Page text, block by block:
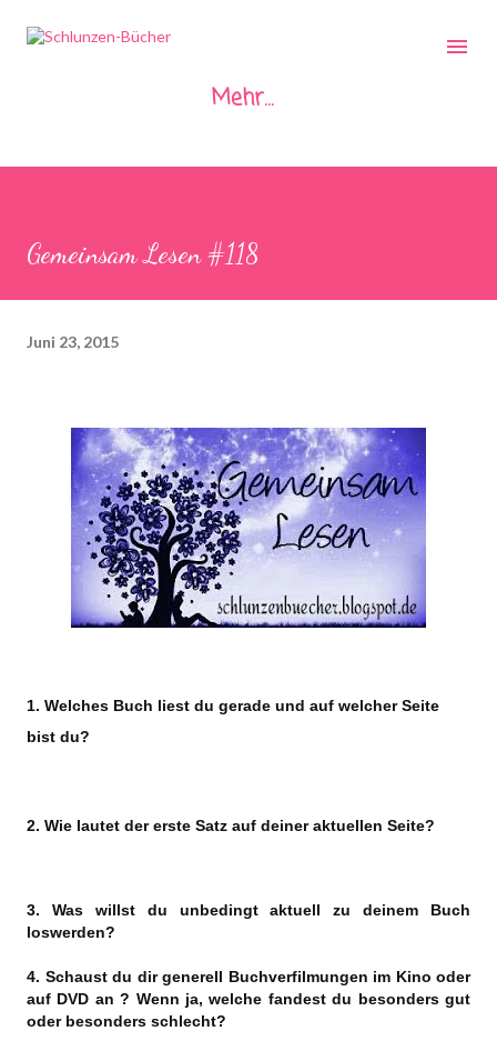
Mehr…
Gemeinsam Lesen #118
Juni 23, 2015
1. Welches Buch liest du gerade und auf welcher Seite
bist du?
2. Wie lautet der erste Satz auf deiner aktuellen Seite?
3. Was willst du unbedingt aktuell zu deinem Buch
loswerden?
4. Schaust du dir generell Buchverfilmungen im Kino oder
auf DVD an ? Wenn ja, welche fandest du besonders gut
oder besonders schlecht?